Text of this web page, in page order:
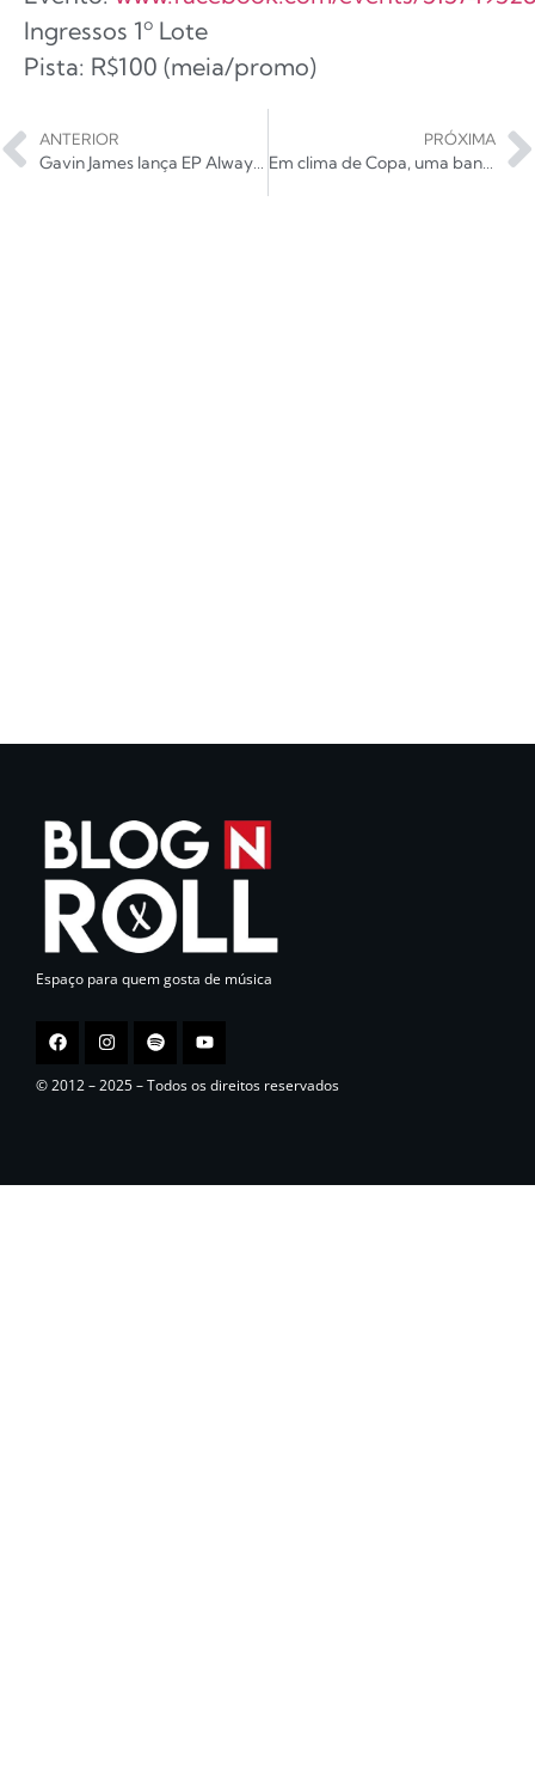
Ingressos 1º Lote
Pista: R$100 (meia/promo)
ANTERIOR
Gavin James lança EP Always, com música inédita
PRÓXIMA
Em clima de Copa, uma banda para cada classificado às oitavas de final (PARTE 2/2)
Espaço para quem gosta de música
© 2012 – 2025 – Todos os direitos reservados